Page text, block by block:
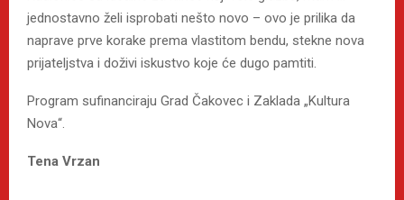
jednostavno želi isprobati nešto novo – ovo je prilika da
naprave prve korake prema vlastitom bendu, stekne nova
prijateljstva i doživi iskustvo koje će dugo pamtiti.
Program sufinanciraju Grad Čakovec i Zaklada „Kultura
Nova“.
Tena Vrzan